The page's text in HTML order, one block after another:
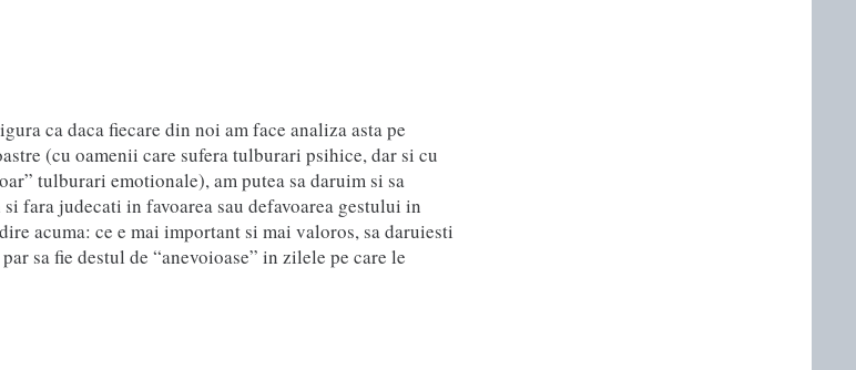
ca daca fiecare din noi am face analiza asta pe
(cu oamenii care sufera tulburari psihice, dar si cu
tulburari emotionale), am putea sa daruim si sa
fara judecati in favoarea sau defavoarea gestului in
acuma: ce e mai important si mai valoros, sa daruiesti
sa fie destul de “anevoioase” in zilele pe care le